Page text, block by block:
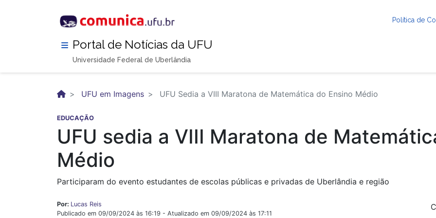
Política de
Portal de Notícias da UFU
Universidade Federal de Uberlândia
UFU em Imagens UFU Sedia a VIII Maratona de Matemática do Ensino Médio
EDUCAÇÃO
UFU sedia a VIII Maratona de
Médio
Participaram do evento estudantes de escolas públicas e privadas de Uberlândia e região
Por: Lucas Reis
Publicado em 09/09/2024 às 16:19 - Atualizado em 09/09/2024 às 17:11